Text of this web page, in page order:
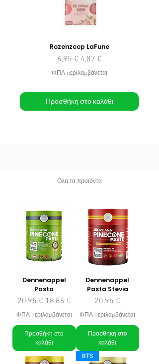
Rozenzeep LaFune
Κανονική τιμή
6,95 € Τιμή Έκπτωσης
4,87 €
ΦΠΑ περιλαμβάνεται
Προσθήκη στο καλάθι
Ολα τα προϊόντα
Dennenappel
Pasta
Κανονική τιμή
20,95 € Τιμή Έκπτωσης
18,86 €
ΦΠΑ περιλαμβάνεται
Προσθήκη στο
καλάθι
Dennenappel
Pasta Stevia
Τιμή
20,95 €
ΦΠΑ περιλαμβάνεται
Προσθήκη στο
καλάθι
BTS